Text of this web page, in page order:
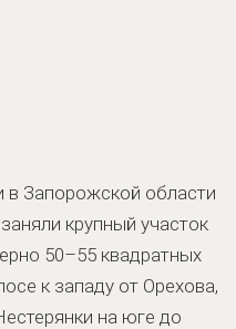
в Запорожской области
крупный участок
50–55 квадратных
к западу от Орехова,
на юге до